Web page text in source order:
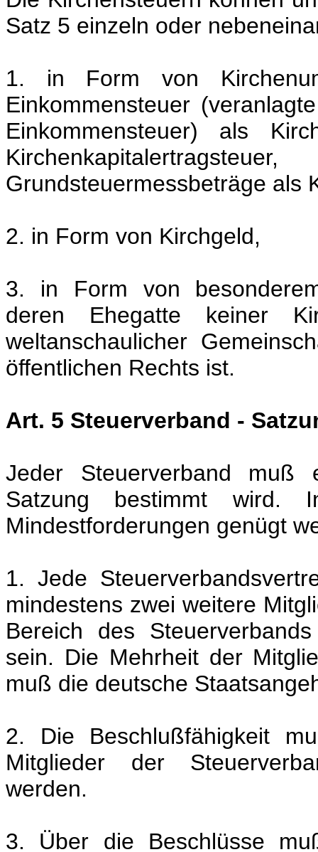
Satz 5 einzeln oder
1. in Form von
Einkommensteuer
Einkommensteuer) als
Grundsteuermessbeträge als
2. in Form von Kirchgeld,
3. in Form von
deren Ehegatte keiner
weltanschaulicher
öffentlichen Rechts ist.
Art. 5 Steuerverband -
Jeder Steuerverband muß
Satzung bestimmt wird.
Mindestforderungen genügt
1. Jede
mindestens zwei weitere
Bereich des
sein. Die Mehrheit der
muß die deutsche
2. Die Beschlußfähigkeit
Mitglieder der
werden.
3. Über die Beschlüsse